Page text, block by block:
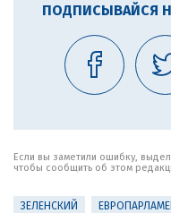
ПОДПИСЫВАЙСЯ
Если вы заметили ошибку,
чтобы сообщить об этом
ЗЕЛЕНСКИЙ